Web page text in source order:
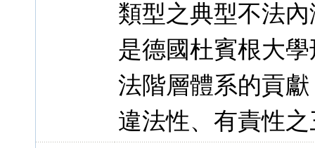
類型之典型不法
是德國杜賓根大
法階層體系的貢
違法性、有責性